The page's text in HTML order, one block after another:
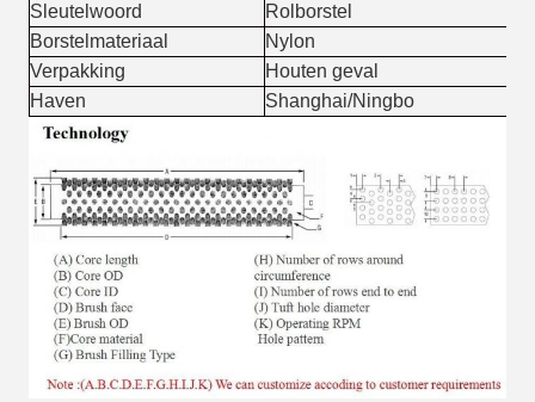
Sleutelwoord
Rolborstel
Borstelmateriaal
Nylon
Verpakking
Houten geval
Haven
Shanghai/Ningbo